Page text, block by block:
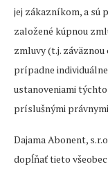
jej zákazníkom, a sú
založené kúpnou
zmluvy (t.j.
prípadne
ustanoveniami
príslušnými
Dajama Abonent,
dopĺňať tieto